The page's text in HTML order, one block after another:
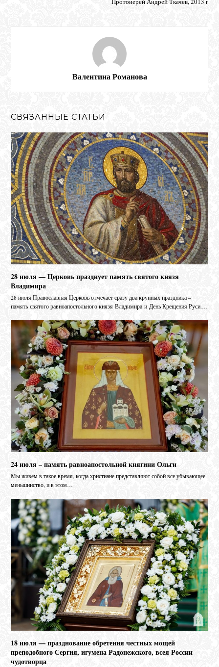
Валентина Романова
СВЯЗАННЫЕ СТАТЬИ
28 июля — Церковь празднует память святого князя
Владимира
28 июля Православная Церковь отмечает сразу два крупных праздника –
память святого равноапостольного князя Владимира и День Крещения Руси.…
24 июля – память равноапостольной княгини Ольги
Мы живем в такое время, когда христиане представляют собой все убывающее
меньшинство, и в этом…
18 июля — празднование обретения честных мощей
преподобного Сергия, игумена Радонежского, всея России
чудотворца